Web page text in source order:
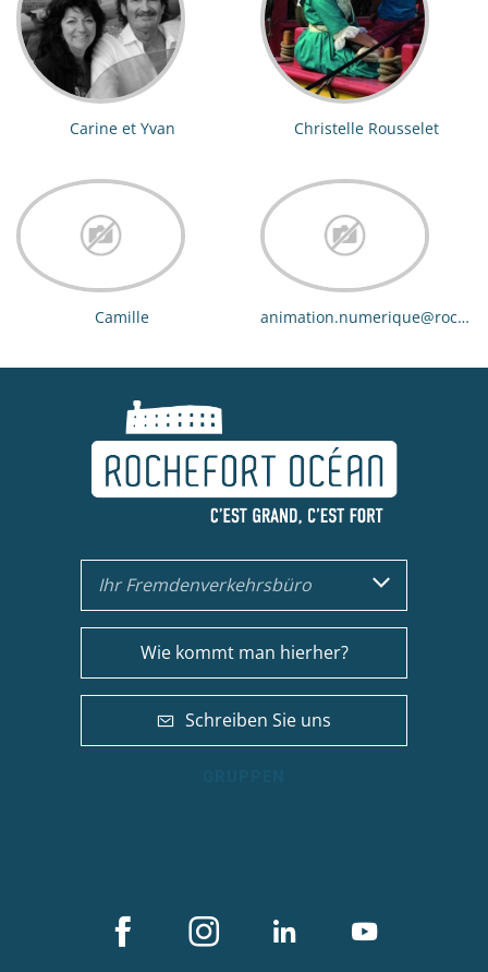
Carine et Yvan Christelle Rousselet
Camille
Ihr Fremdenverkehrsbüro
Wie kommt man hierher?
Schreiben Sie uns